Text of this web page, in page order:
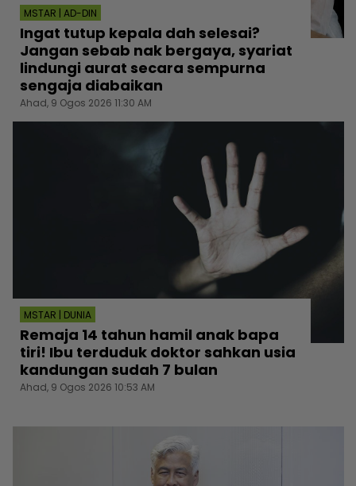
MSTAR | AD-DIN
Ingat tutup kepala dah selesai?
Jangan sebab nak bergaya, syariat
lindungi aurat secara sempurna
sengaja diabaikan
Ahad, 9 Ogos 2026 11:30 AM
MSTAR | DUNIA
Remaja 14 tahun hamil anak bapa
tiri! Ibu terduduk doktor sahkan usia
kandungan sudah 7 bulan
Ahad, 9 Ogos 2026 10:53 AM